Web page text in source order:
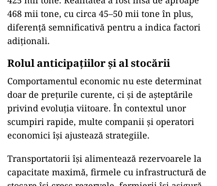
468 mii tone, cu circa 45–50 mii tone în plus,
diferență semnificativă pentru a indica factori
adiționali.
Rolul anticipațiilor și al stocării
Comportamentul economic nu este determinat
doar de prețurile curente, ci și de așteptările
privind evoluția viitoare. În contextul unor
scumpiri rapide, multe companii și operatori
economici își ajustează strategiile.
Transportatorii își alimentează rezervoarele la
capacitate maximă, firmele cu infrastructură de